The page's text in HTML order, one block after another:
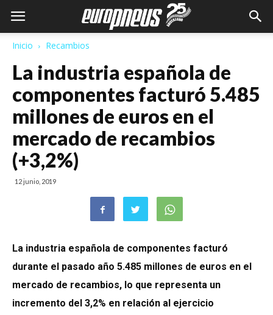
Inicio Recambios
La industria española de
componentes facturó 5.485
millones de euros en el
mercado de recambios
(+3,2%)
12 junio, 2019
La industria española de componentes facturó
durante el pasado año 5.485 millones de euros en el
mercado de recambios, lo que representa un
incremento del 3,2% en relación al ejercicio